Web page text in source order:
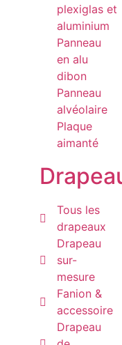
plexiglas et
aluminium
Panneau
en alu
dibon
Panneau
alvéolaire
Plaque
aimanté
Tous les
drapeaux
Drapeau
sur-
mesure
Fanion &
accessoire
Drapeau